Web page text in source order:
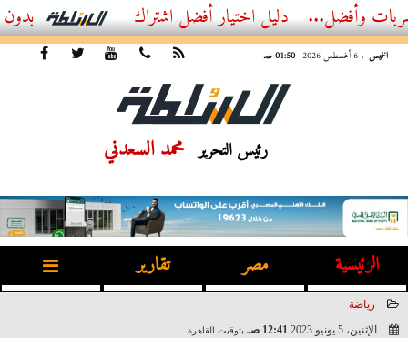
أفضل اشتراك IPTV بدون تقطيع 2026 – دليل المشاهد العصري
الخميس ، 6 أغسطس 2026 01:50 صـ
رئيس التحرير محمد السعدني
الرئيسية مصر تقارير
رياضة
الإثنين، 5 يونيو 2023
12:41 صـ بتوقيت القاهرة